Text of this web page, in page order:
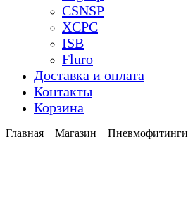
CSNSP
XCPC
ISB
Fluro
Доставка и оплата
Контакты
Корзина
Главная Магазин Пневмофитинги